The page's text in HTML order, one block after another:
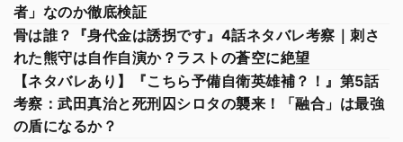
者」なのか徹底検証
骨は誰？『身代金は誘拐です』4話ネタバレ考察｜刺さ
れた熊守は自作自演か？ラストの蒼空に絶望
【ネタバレあり】『こちら予備自衛英雄補？！』第5話
考察：武田真治と死刑囚シロタの襲来！「融合」は最強
の盾になるか？